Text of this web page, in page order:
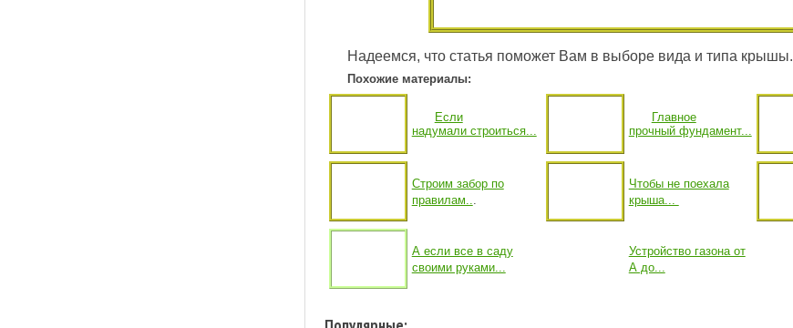
Надеемся, что статья поможет Вам в выборе вида и типа крышы.
Похожие материалы:
Если
надумали строиться...
Главное
прочный фундамент...
Строим забор по
правилам..
Чтобы не поехала
крыша...
А если все в саду
своими руками...
Устройство газона от
А до...